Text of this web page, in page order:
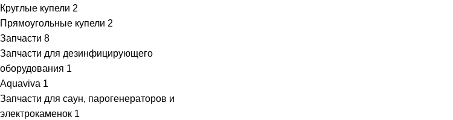
Круглые купели 2
Прямоугольные купели 2
Запчасти 8
Запчасти для дезинфицирующего
оборудования 1
Aquaviva 1
Запчасти для саун, парогенераторов и
электрокаменок 1